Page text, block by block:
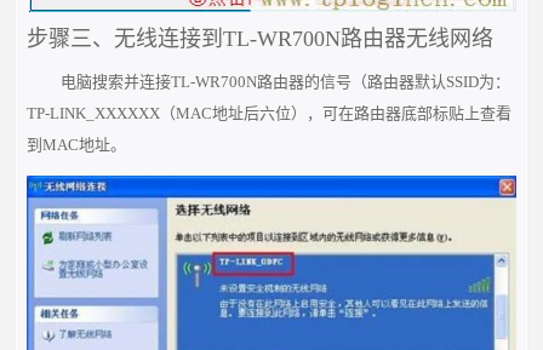
步骤三、无线连接到TL-WR700N路由器无线网络
电脑搜索并连接TL-WR700N路由器的信号（路由器默认SSID为：
TP-LINK_XXXXXX（MAC地址后六位），可在路由器底部标贴上查看
到MAC地址。